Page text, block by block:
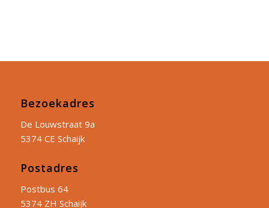
Bezoekadres
De Louwstraat 9a
5374 CE Schaijk
Postadres
Postbus 64
5374 ZH Schaijk